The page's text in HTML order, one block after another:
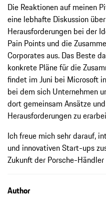
Die Reaktionen auf meinen
eine lebhafte Diskussion
Herausforderungen bei der
Pain Points und die
Corporates aus. Das Beste
konkrete Pläne für die
findet im Juni bei Microsoft
bei dem sich Unternehmen
dort gemeinsam Ansätze
Herausforderungen zu
Ich freue mich sehr darauf,
und innovativen Start-ups
Zukunft der Porsche-
Author